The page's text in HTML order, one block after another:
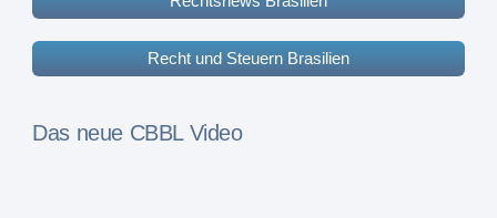
Recht und Steuern Brasilien
Das neue CBBL Video